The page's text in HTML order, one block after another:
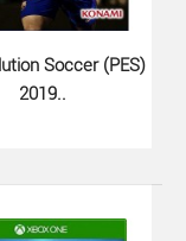
2021..
Soccer (PES)
2019..